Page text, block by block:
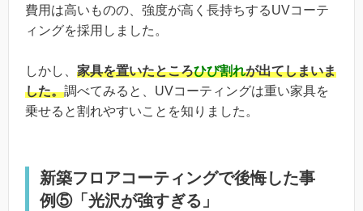
費用は高いものの、強度が高く長持ちするUVコーテ
ィングを採用しました。
しかし、 家具を置いたところひび割れが出てしまいま
した。調べてみると、UVコーティングは重い家具を
乗せると割れやすいことを知りました。
新築フロアコーティングで後悔した事
例⑤「光沢が強すぎる」